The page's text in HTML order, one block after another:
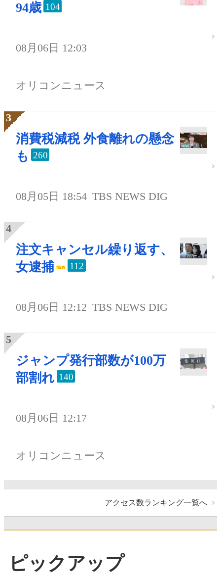
94歳 104
08月06日 12:03
オリコンニュース
消費税減税 外食離れの懸念
も 260
08月05日 18:54 TBS NEWS DIG
注文キャンセル繰り返す、
女逮捕
112
08月06日 12:12 TBS NEWS DIG
ジャンプ発行部数が100万
部割れ 140
08月06日 12:17
オリコンニュース
アクセス数ランキング一覧へ
ピックアップ